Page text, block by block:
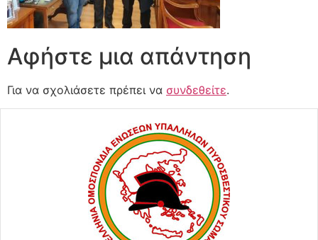
Αφήστε μια απάντηση
Για να σχολιάσετε πρέπει να συνδεθείτε.